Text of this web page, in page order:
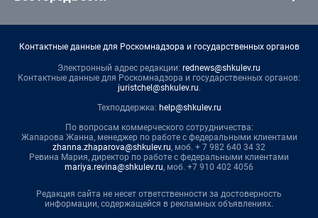
Контактные данные для Роскомнадзора и государственных органов
Электронный адрес редакции: rednews@shkulev.ru
Контактные данные для Роскомнадзора и государственных органов:
juristchel@shkulev.ru.
Техподдержка: help@shkulev.ru
По вопросам коммерческого сотрудничества:
Жапарова Жанна, менеджер по работе с федеральными клиентами
zhanna.zhaparova@shkulev.ru, моб. + 7 982 640 34 32
Ревина Мария, директор по работе с федеральными клиентами
mariya.revina@shkulev.ru, моб. +7 910 402 4056
Редакция сайта не несет ответственности за достоверность
информации, содержащейся в рекламных объявлениях.